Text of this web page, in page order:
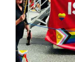
Stiftung Hamburger
Aktuelles